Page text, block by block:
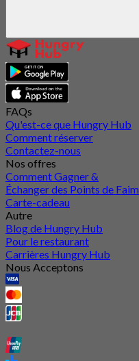
FAQs
Qu'est-ce que Hungry Hub
Comment réserver
Contactez-nous
Nos offres
Comment Gagner &
Échanger des Points de Faim
Carte-cadeau
Autre
Blog de Hungry Hub
Pour le restaurant
Carrières Hungry Hub
Nous Acceptons